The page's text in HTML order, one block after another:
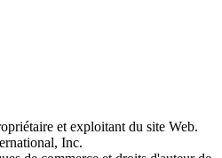
et exploitant du site Web.
Inc.